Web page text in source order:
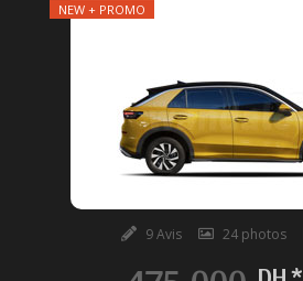
NEW + PROMO
9 Avis 24 photos